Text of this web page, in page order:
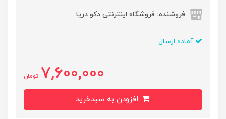
فروشنده: فروشگاه اینترنتی دکو دریا
آماده ارسال
7,600,000 تومان